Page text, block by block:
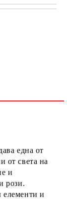
една от
от света на
и
рози.
елементи и